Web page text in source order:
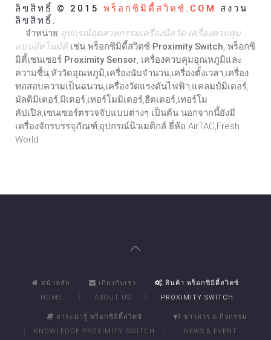
ลิขสิทธิ์ © 2015 พร็อกซิมิตี้สวิตซ์.COM
สงวน
ลิขสิทธิ์.
จำหน่าย อุปกรณ์อุตสาหกรรมเครื่องมือวัด-เครื่องควบคุม
แบบอัตโนมัติ เช่น พร็อกซิมิตี้สวิตซ์ Proximity Switch, พร็อกซิ
มิตี้เซนเซอร์ Proximity Sensor, เครื่องควบคุมอุณหภูมิและ
ความชื้น,หัววัดอุณหภูมิ,เครื่องนับจำนวน,เครื่องตั้งเวลา,เครื่อง
ทอสอบความเป็นฉนวน,เครื่องวัดแรงดันไฟฟ้า,แคลมป์มิเตอร์,
มัลติมิเตอร์,มิเตอร์,เทอร์โมมิเตอร์,ฮีตเตอร์,เทอร์โม
คัปเปิล,เซนเซอร์ตรวจจับแบบต่างๆ เป็นต้น นอกจากนี้ยังมี
เครื่องจักรบรรจุภัณฑ์,อุปกรณ์นิวเมติกส์ ยี่ห้อ AirTAC,Fresh
World
หน้าหลัก
HOME
เกี่ยวกับเรา
ABOUT US
สินค้า พร็อกซิมิตี้สวิตซ์
PROXIMITY SWITCH
สาระน่ารู้ พร็อกซิมิตี้สวิตซ์
KNOWLEDGE PROXIMITY SWITCH
ข่าวสาร & กิจกรรม
NEWS & EVENT